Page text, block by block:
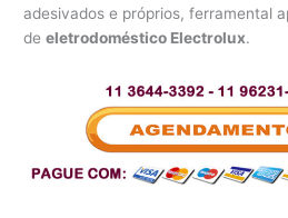
adesivados e próprios, ferramental
deeletrodoméstico Electrolux.